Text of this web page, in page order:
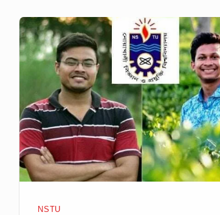
ইসলাম
ধর্মকে
কটূক্তি
নোবিপ্রবির
দুই
শিক্ষার্থীকে
সাময়িক
বহিষ্কার
NSTU